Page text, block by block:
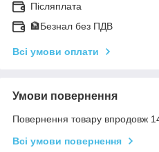
Післяплата
🏦Безнал без ПДВ
Всі умови оплати
Умови повернення
Повернення товару впродовж
Всі умови повернення